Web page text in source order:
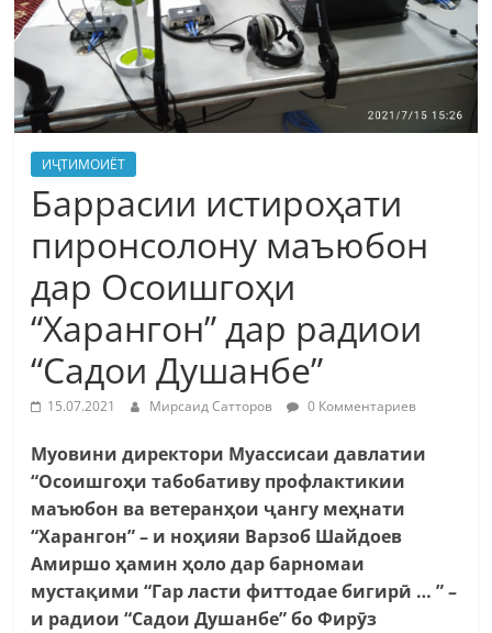
ИҶТИМОИЁТ
Баррасии истироҳати
пиронсолону маъюбон
дар Осоишгоҳи
“Харангон” дар радиои
“Садои Душанбе”
15.07.2021 Мирсаид Сатторов 0 Комментариев
Муовини директори Муассисаи давлатии
“Осоишгоҳи табобативу профлактикии
маъюбон ва ветеранҳои ҷангу меҳнати
“Харангон” – и ноҳияи Варзоб Шайдоев
Амиршо ҳамин ҳоло дар барномаи
мустақими “Гар ласти фиттодае бигирӣ … ” –
и радиои “Садои Душанбе” бо Фирӯз